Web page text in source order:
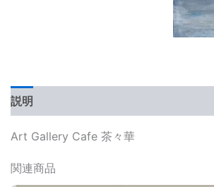
説明
Art Gallery Cafe 茶々華
関連商品